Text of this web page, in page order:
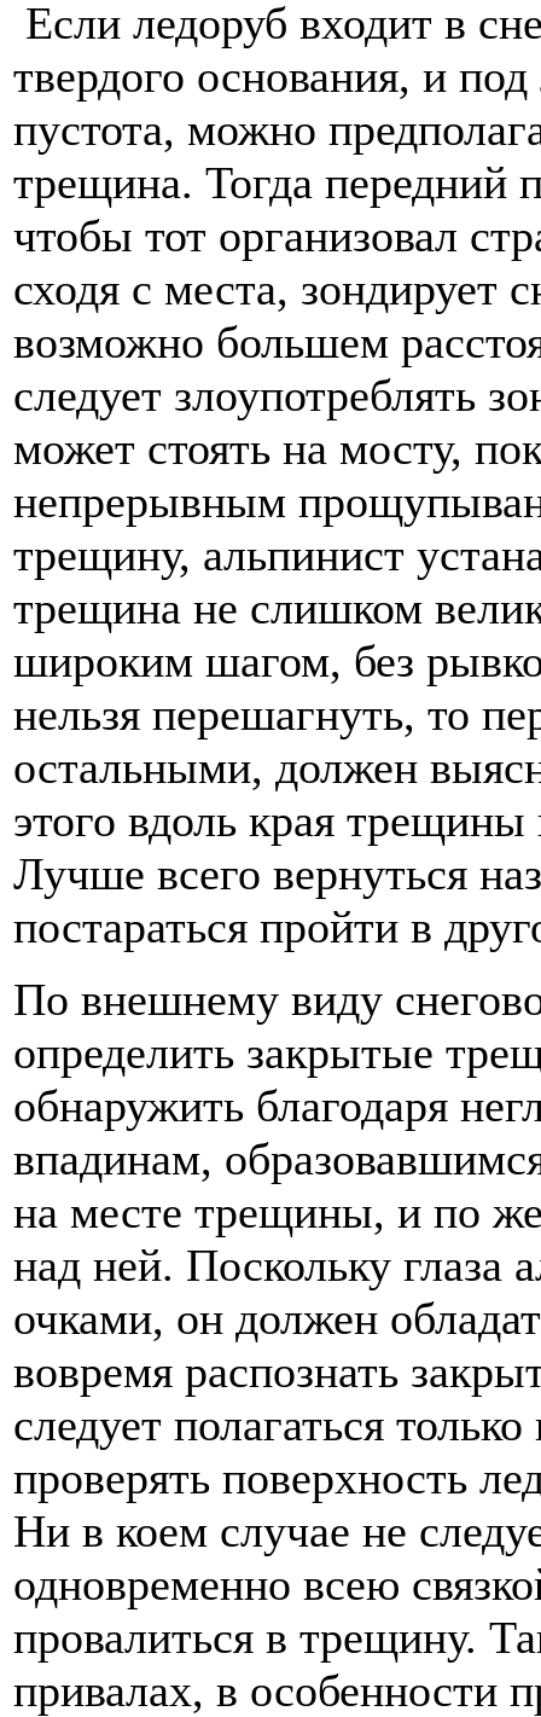
Если ледоруб входит в
твердого основания, и
пустота, можно
трещина. Тогда передний
чтобы тот организовал
сходя с места, зондирует
возможно большем
следует злоупотреблять
может стоять на мосту,
непрерывным
трещину, альпинист
трещина не слишком
широким шагом, без
нельзя перешагнуть, то
остальными, должен
этого вдоль края трещины
Лучше всего вернуться
постараться пройти в
По внешнему виду
определить закрытые
обнаружить благодаря
впадинам,
на месте трещины, и по
над ней. Поскольку
очками, он должен
вовремя распознать
следует полагаться
проверять поверхность
Ни в коем случае не
одновременно всею
провалиться в трещину.
привалах, в особенности